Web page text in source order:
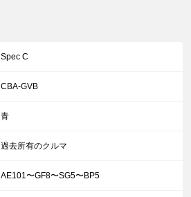
Spec C
CBA-GVB
青
過去所有のクルマ
AE101〜GF8〜SG5〜BP5